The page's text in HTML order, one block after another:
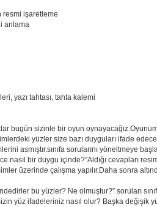
resmi işaretleme
anlama
yazı tahtası, tahta kalemi
bugün sizinle bir oyun
yüzler size bazı duyguları ifade
asmıştır.sınıfa sorularını yöneltmeye
nasıl bir duygu içinde?”Aldığı cevapları
üzerinde çalışma yapılır.Daha sonra
bu yüzler? Ne olmuştur?” soruları
yüz ifadeleriniz nasıl olur? Başka değişik